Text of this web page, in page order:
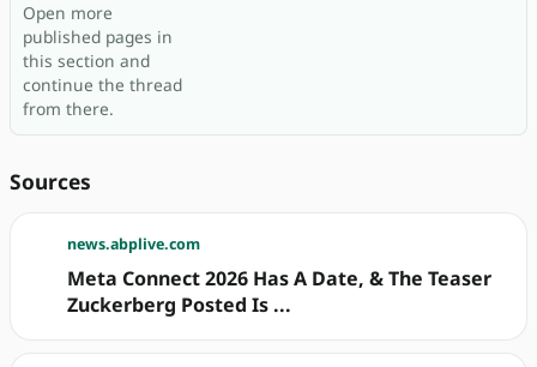
Open more
published pages in
this section and
continue the thread
from there.
Sources
news.abplive.com
Meta Connect 2026 Has A Date, & The Teaser
Zuckerberg Posted Is ...